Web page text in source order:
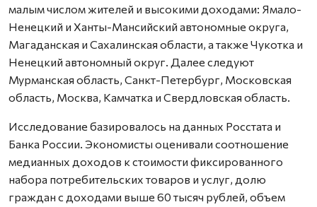
малым числом жителей и высокими доходами: Ямало-
Ненецкий и Ханты-Мансийский автономные округа,
Магаданская и Сахалинская области, а также Чукотка и
Ненецкий автономный округ. Далее следуют
Мурманская область, Санкт-Петербург, Московская
область, Москва, Камчатка и Свердловская область.
Исследование базировалось на данных Росстата и
Банка России. Экономисты оценивали соотношение
медианных доходов к стоимости фиксированного
набора потребительских товаров и услуг, долю
граждан с доходами выше 60 тысяч рублей, объем